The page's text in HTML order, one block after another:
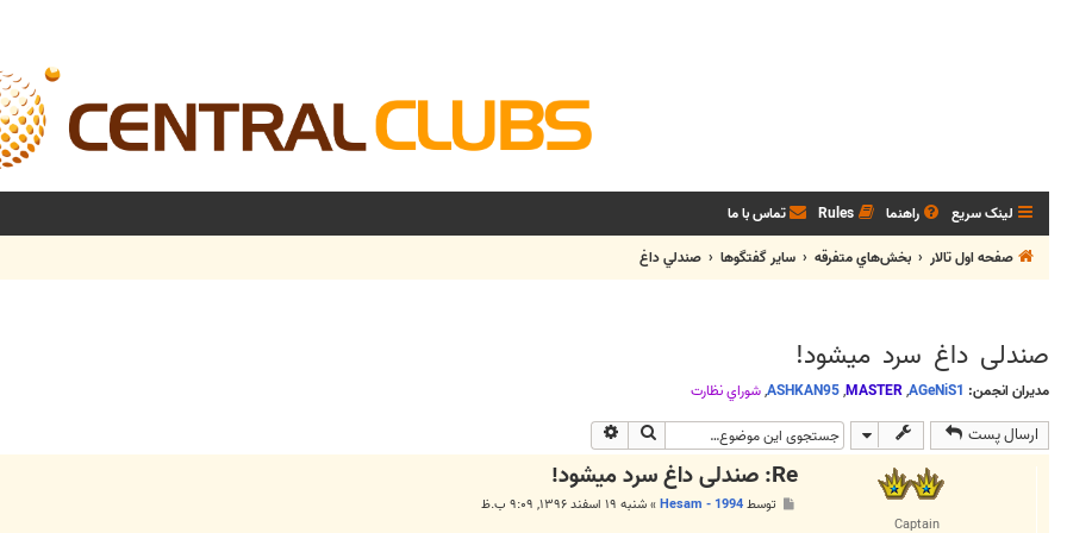
لینک سریع راهنما Rules تماس با ما
صفحه اول تالار
بخش‌‌هاي متفرقه ساير گفتگوها صندلي داغ
صندلی داغ سرد میشود!
مدیران انجمن: AGeNiS1
,
MASTER
,
ASHKAN95
,شوراي نظارت
ارسال پست جستجو
Captain
Re: صندلی داغ سرد میشود!
توسطHesam - 1994
»شنبه ۱۹ اسفند ۱۳۹۶, ۹:۰۹ ب.ظ